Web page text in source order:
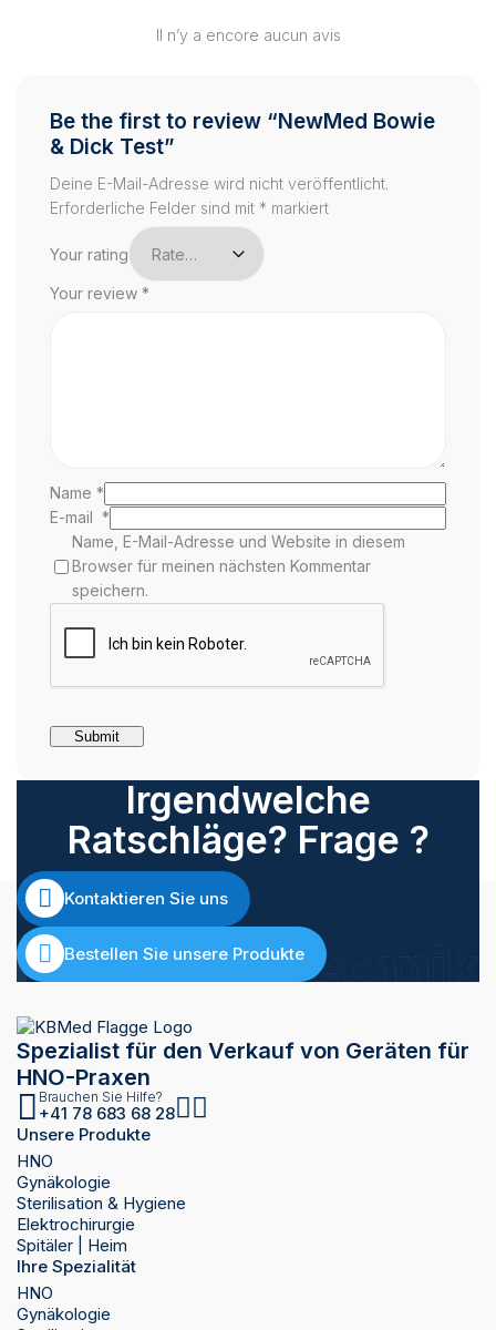
Il n’y a encore aucun avis
Be the first to review “NewMed Bowie
& Dick Test”
Deine E-Mail-Adresse wird nicht veröffentlicht.
Erforderliche Felder sind mit * markiert
Your rating
Your review *
Name *
E-mail *
Name, E-Mail-Adresse und Website in diesem
Browser für meinen nächsten Kommentar
speichern.
Irgendwelche
Ratschläge? Frage ?
Kontaktieren Sie uns
Bestellen Sie unsere Produkte
Spezialist für den Verkauf von Geräten für
HNO-Praxen
Brauchen Sie Hilfe?
+41 78 683 68 28
Unsere Produkte
HNO
Gynäkologie
Sterilisation & Hygiene
Elektrochirurgie
Spitäler | Heim
Ihre Spezialität
HNO
Gynäkologie